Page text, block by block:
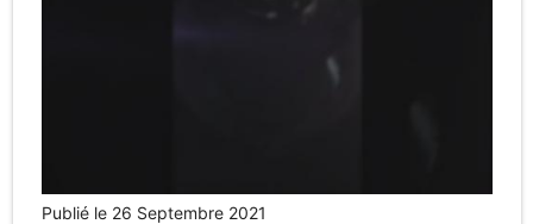
Publié le 26 Septembre 2021